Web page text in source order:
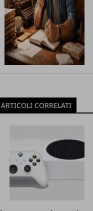
ARTICOLI CORRELATI